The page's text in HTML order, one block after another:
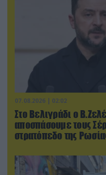
07.08.2026 | 02:02
Στο Βελιγράδι ο
αποσπάσουμε τους
στρατόπεδο της